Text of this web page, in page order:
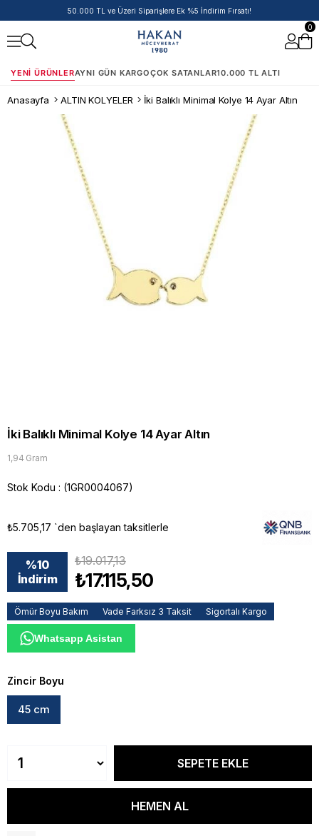
50.000 TL ve Üzeri Siparişlere Ek %5 İndirim Fırsatı!
0
YENI ÜRÜNLERAYNI GÜN KARGOÇOK SATANLAR10.000 TL ALTI
Anasayfa ALTIN KOLYELER İki Balıklı Minimal Kolye 14 Ayar Altın
İki Balıklı Minimal Kolye 14 Ayar Altın
1,94 Gram
Stok Kodu (1GR0004067)
₺5.705,17 `den başlayan taksitlerle
%10
İndirim
₺19.017,13
₺17.115,50
Ömür Boyu Bakım Vade Farksız 3 Taksit Sigortalı Kargo
Whatsapp Asistan
Zincir Boyu
45 cm